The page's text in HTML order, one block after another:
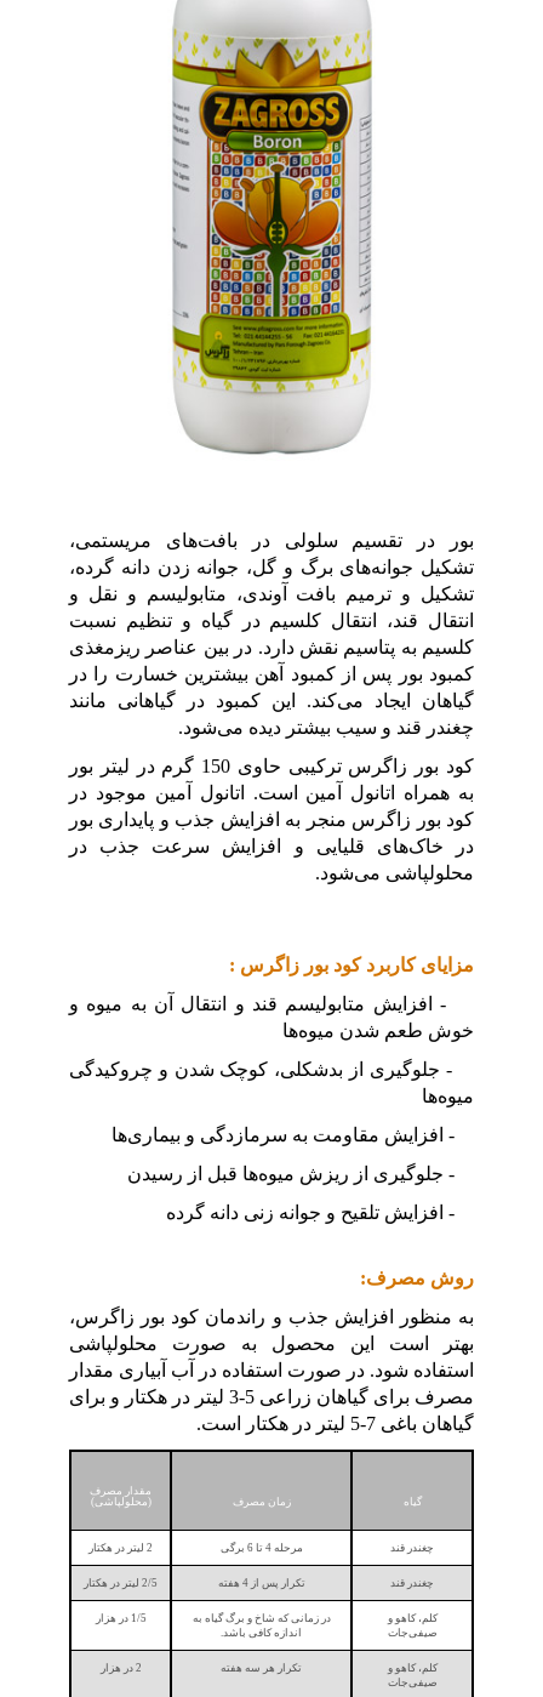
بور در تقسیم سلولی در بافت‌های مریستمی،
تشکیل جوانه‌های برگ و گل، جوانه زدن دانه گرده،
تشکیل و ترمیم بافت آوندی، متابولیسم و نقل و
انتقال قند، انتقال کلسیم در گیاه و تنظیم نسبت
کلسیم به پتاسیم نقش دارد. در بین عناصر ریزمغذی
کمبود بور پس از کمبود آهن بیشترین خسارت را در
گیاهان ایجاد می‌کند. این کمبود در گیاهانی مانند
چغندر قند و سیب بیشتر دیده می‌شود.
کود بور زاگرس ترکیبی حاوی 150 گرم در لیتر بور
به همراه اتانول آمین است. اتانول آمین موجود در
کود بور زاگرس منجر به افزایش جذب و پایداری بور
در خاک‌های قلیایی و افزایش سرعت جذب در
محلولپاشی می‌شود.
مزایای کاربرد کود بور زاگرس :
- افزایش متابولیسم قند و انتقال آن به میوه و
خوش طعم شدن میوه‌ها
- جلوگیری از بدشکلی، کوچک شدن و چروکیدگی
میوه‌ها
- افزایش مقاومت به سرمازدگی و بیماری‌ها
- جلوگیری از ریزش میوه‌ها قبل از رسیدن
- افزایش تلقیح و جوانه زنی دانه گرده
روش مصرف:
به منظور افزایش جذب و راندمان کود بور زاگرس،
بهتر است این محصول به صورت محلولپاشی
استفاده شود. در صورت استفاده در آب آبیاری مقدار
مصرف برای گیاهان زراعی 5-3 لیتر در هکتار و برای
گیاهان باغی 7-5 لیتر در هکتار است.
گیاه زمان مصرف
مقدار مصرف
(محلولپاشی)
چغندر قند مرحله 4 تا 6 برگی 2 لیتر در هکتار
چغندر قند تکرار پس از 4 هفته 2/5 لیتر در هکتار
کلم، کاهو و
صیفی‌جات
در زمانی که شاخ و برگ گیاه به
اندازه کافی باشد.
1/5 در هزار
کلم، کاهو و
صیفی‌جات
تکرار هر سه هفته 2 در هزار